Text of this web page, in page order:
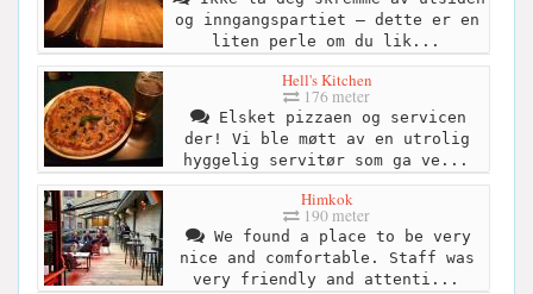
og inngangspartiet – dette er en
liten perle om du lik...
Hell's Kitchen
176 meter
Elsket pizzaen og servicen
der! Vi ble møtt av en utrolig
hyggelig servitør som ga ve...
Himkok
190 meter
We found a place to be very
nice and comfortable. Staff was
very friendly and attenti...